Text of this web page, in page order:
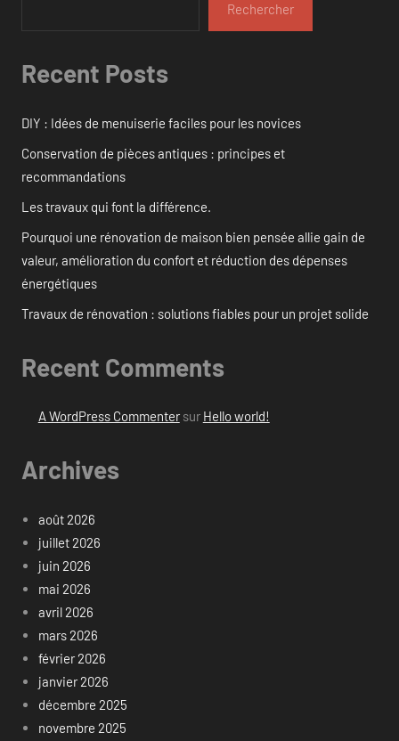
Rechercher
Recent Posts
DIY : Idées de menuiserie faciles pour les novices
Conservation de pièces antiques : principes et
recommandations
Les travaux qui font la différence.
Pourquoi une rénovation de maison bien pensée allie gain de
valeur, amélioration du confort et réduction des dépenses
énergétiques
Travaux de rénovation : solutions fiables pour un projet solide
Recent Comments
A WordPress Commentersur Hello world!
Archives
août 2026
juillet 2026
juin 2026
mai 2026
avril 2026
mars 2026
février 2026
janvier 2026
décembre 2025
novembre 2025